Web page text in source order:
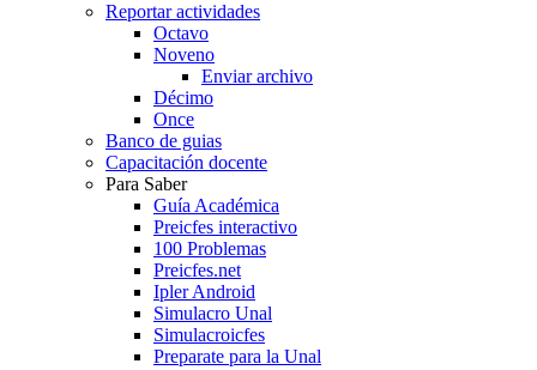
Reportar actividades
Octavo
Noveno
Enviar archivo
Décimo
Once
Banco de guias
Capacitación docente
Para Saber
Guía Académica
Preicfes interactivo
100 Problemas
Preicfes.net
Ipler Android
Simulacro Unal
Simulacroicfes
Preparate para la Unal